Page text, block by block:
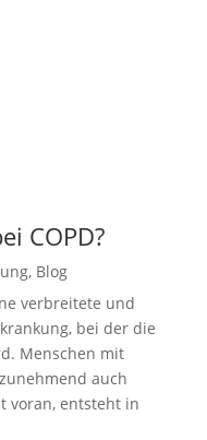
COPD?
, Blog
verbreitete und
bei der die
Menschen mit
auch
voran, entsteht in